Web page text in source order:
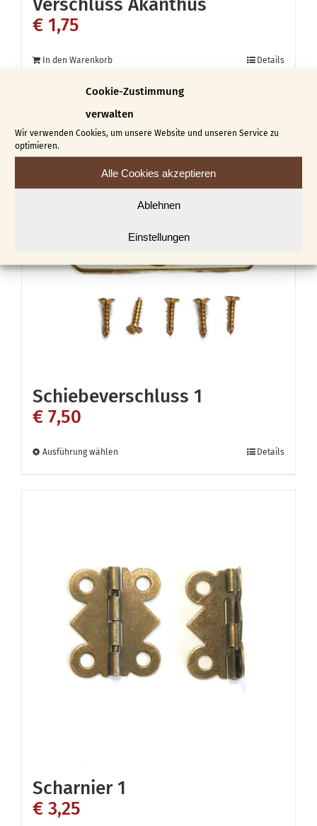
Cookie-Zustimmung
verwalten
Wir verwenden Cookies, um unsere Website und unseren Service zu
optimieren.
Alle Cookies akzeptieren
Ablehnen
Einstellungen
€ 1,75
In den Warenkorb Details
Schiebeverschluss 1
€ 7,50
Ausführung wählen
auf.
Die
Optionen
können
auf
der
Details
Scharnier 1
€ 3,25